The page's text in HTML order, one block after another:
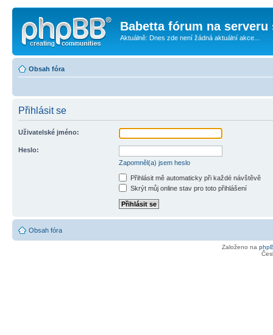
Babetta fórum na serveru
Aktuálně: Dnes zde není žádná aktuální akce...
Obsah fóra
Přihlásit se
Uživatelské jméno:
Heslo:
Zapomněl(a) jsem heslo
Přihlásit mě automaticky při každé návštěvě
Skrýt můj online stav pro toto přihlášení
Obsah fóra
Založeno na